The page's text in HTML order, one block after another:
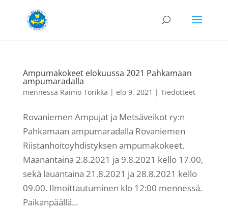
Ampumakokeet elokuussa 2021 Pahkamaan
ampumaradalla
mennessä Raimo Torikka | elo 9, 2021 | Tiedotteet
Rovaniemen Ampujat ja Metsäveikot ry:n
Pahkamaan ampumaradalla Rovaniemen
Riistanhoitoyhdistyksen ampumakokeet.
Maanantaina 2.8.2021 ja 9.8.2021 kello 17.00,
sekä lauantaina 21.8.2021 ja 28.8.2021 kello
09.00. Ilmoittautuminen klo 12:00 mennessä.
Paikanpäällä...